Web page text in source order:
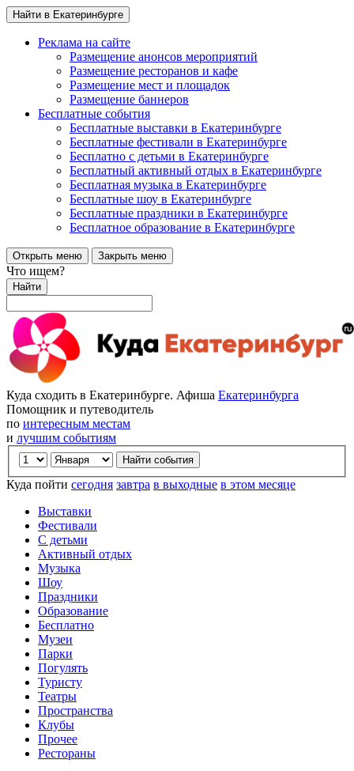
Найти в Екатеринбурге
Реклама на сайте
Размещение анонсов мероприятий
Размещение ресторанов и кафе
Размещение мест и площадок
Размещение баннеров
Бесплатные события
Бесплатные выставки в Екатеринбурге
Бесплатные фестивали в Екатеринбурге
Бесплатно с детьми в Екатеринбурге
Бесплатный активный отдых в Екатеринбурге
Бесплатная музыка в Екатеринбурге
Бесплатные шоу в Екатеринбурге
Бесплатные праздники в Екатеринбурге
Бесплатное образование в Екатеринбурге
Открыть меню Закрыть меню
Что ищем?
Найти
Куда сходить в Екатеринбурге. Афиша Екатеринбурга
Помощник и путеводитель
по интересным местам
и лучшим событиям
Куда пойти сегодня завтра в выходные в этом месяце
Выставки
Фестивали
С детьми
Активный отдых
Музыка
Шоу
Праздники
Образование
Бесплатно
Музеи
Парки
Погулять
Туристу
Театры
Пространства
Клубы
Прочее
Рестораны